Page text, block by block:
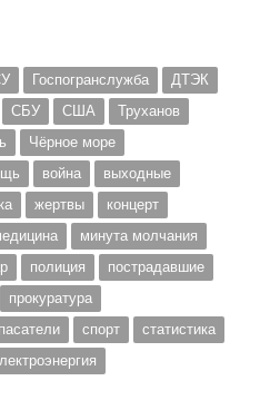
Госпогранслужба
ДТЭК
СБУ США
Труханов
Чёрное море
война
выходные
жертвы
концерт
минута молчания
полиция
пострадавшие
прокуратура
спорт
статистика